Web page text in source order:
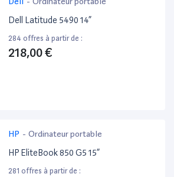
Dell Latitude 5490 14”
284 offres à partir de :
218,00 €
HP - Ordinateur portable
HP EliteBook 850 G5 15”
281 offres à partir de :